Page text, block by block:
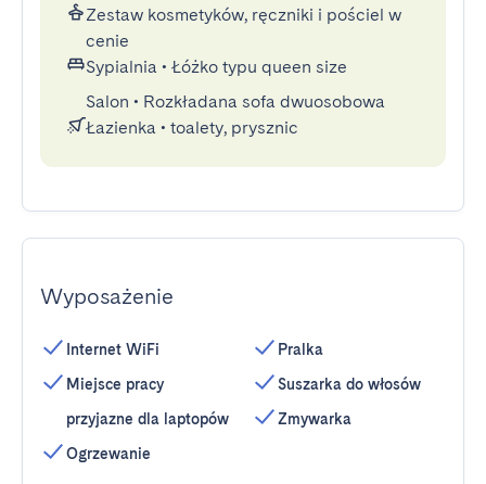
Zestaw kosmetyków, ręczniki i pościel w
cenie
Sypialnia • Łóżko typu queen size
Salon • Rozkładana sofa dwuosobowa
Łazienka • toalety, prysznic
Wyposażenie
Internet WiFi
Miejsce pracy
przyjazne dla laptopów
Ogrzewanie
Pralka
Suszarka do włosów
Zmywarka